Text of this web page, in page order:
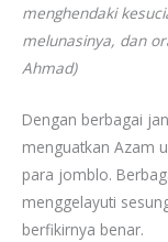
menghendaki
melunasinya, dan
Ahmad)
Dengan berbagai
menguatkan Azam
para jomblo.
menggelayuti
berfikirnya benar.